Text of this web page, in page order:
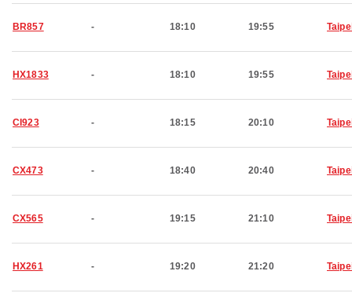
BR857 - 18:10 19:55
HX1833 - 18:10 19:55
CI923 - 18:15 20:10
CX473 - 18:40 20:40
CX565 - 19:15 21:10
HX261 - 19:20 21:20